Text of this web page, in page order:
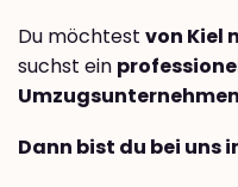
Du möchtest von Kiel
suchst ein
Umzugsunternehmen
Dann bist du bei uns